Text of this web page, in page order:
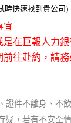
時快速找到貴公司)
宜
在巨報人力銀
往赴約，請
證件不離身、不
，若有不安全